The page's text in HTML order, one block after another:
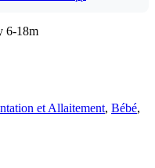
6-18m
et Allaitement, Bébé,